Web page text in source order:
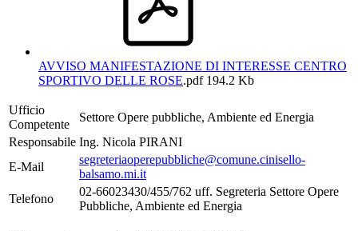
AVVISO MANIFESTAZIONE DI INTERESSE CENTRO
SPORTIVO DELLE ROSE.pdf194.2 Kb
Ufficio
Competente
Settore Opere pubbliche, Ambiente ed Energia
Responsabile Ing. Nicola PIRANI
E-Mail
segreteriaoperepubbliche@comune.cinisello-
balsamo.mi.it
Telefono
02-66023430/455/762 uff. Segreteria Settore Opere
Pubbliche, Ambiente ed Energia